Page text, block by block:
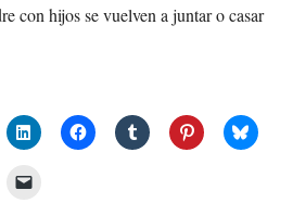
con hijos se vuelven a juntar o casar